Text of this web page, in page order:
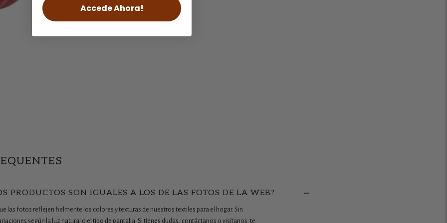
PRODUCTOS SON IGUALES A LOS DE LAS FOTOS DE LA WEB?
las fotos reflejen fielmente los colores y texturas de nuestros textiles para el hogar. Sin
según la luz natural o el tipo de pantalla. Si tienes dudas, contáctanos o visítanos: te
Accede Ahora!